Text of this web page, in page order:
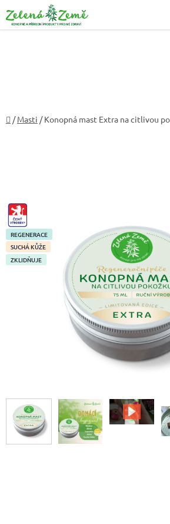
na
obsah
Domů
/ Masti / Konopná mast Extra na citlivou
CZ-
VYROBEK
REGENERACE
SUCHÁ KŮŽE
ZKLIDŇUJE